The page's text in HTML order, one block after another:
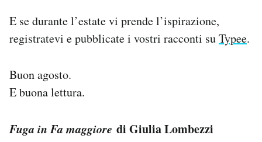
E se durante l’estate vi prende l’ispirazione,
registratevi e pubblicate i vostri racconti suTypee.
Buon agosto.
E buona lettura.
Fuga in Fa maggiore di Giulia Lombezzi